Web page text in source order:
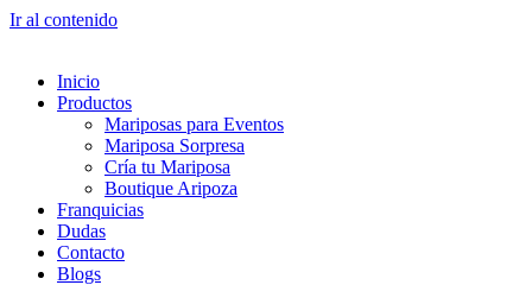
Ir al contenido
Inicio
Productos
Mariposas para Eventos
Mariposa Sorpresa
Cría tu Mariposa
Boutique Aripoza
Franquicias
Dudas
Contacto
Blogs